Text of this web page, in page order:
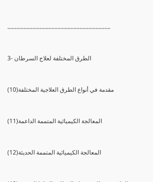
......................................................................
3- الطرق المختلفة لعلاج السرطان
(10)مقدمة في أنواع الطرق العلاجية المختلفة
(11)المعالجة الكيميائية المتممة الداعمة
(12)المعالجة الكيميائية المتممة الحديثة